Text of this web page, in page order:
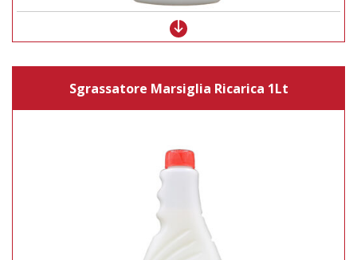
Sgrassatore Marsiglia Ricarica 1Lt